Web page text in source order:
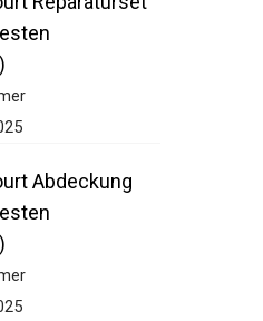
Abdeckung